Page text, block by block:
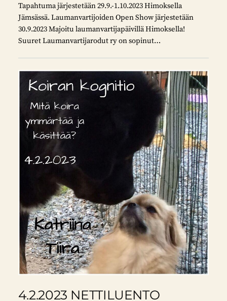
Tapahtuma järjestetään 29.9.-1.10.2023 Himoksella
Jämsässä. Laumanvartijoiden Open Show järjestetään
30.9.2023 Majoitu laumanvartijapäivillä Himoksella!
Suuret Laumanvartijarodut ry on sopinut…
4.2.2023 NETTILUENTO ​